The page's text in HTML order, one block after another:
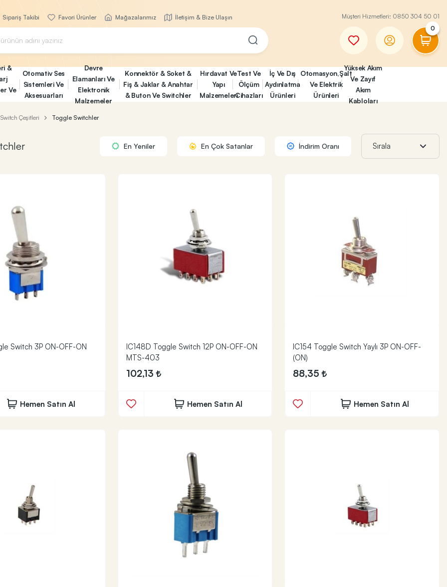
Sipariş Takibi Favori Ürünler Mağazalarımız İletişim & Bize Ulaşın Müşteri Hizmetleri: 0850 304 50 01
0
&
Ve
Otomativ Ses
Sistemleri Ve
Aksesuarları
Devre
Elamanları Ve
Elektronik
Malzemeler
Konnektör & Soket &
Fiş & Jaklar & Anahtar
& Buton Ve Switchler
Hırdavat Ve
Yapı
Malzemeleri
Test Ve
Ölçüm
Cihazları
İç Ve Dış
Aydınlatma
Ürünleri
Otomasyon,Şalt
Ve Elektrik
Ürünleri
Yüksek Akım
Ve Zayıf
Akım
Kabloları
Switch Çeşitleri Toggle Switchler
İndirim Oranı
En Çok Satanlar
En Yeniler
Switch 3P ON-OFF-ON
Hemen Satın Al
IC148D Toggle Switch 12P ON-OFF-ON
MTS-403
102,13
Hemen Satın Al
IC154 Toggle Switch Yaylı 3P ON-OFF-
(ON)
88,35
Hemen Satın Al